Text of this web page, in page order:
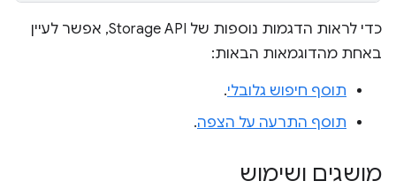
כדי לראות הדגמות נוספות של Storage API, אפשר לעיין
באחת מהדוגמאות הבאות:
תוסף חיפוש גלובלי.
תוסף התרעה על הצפה.
מושגים ושימוש